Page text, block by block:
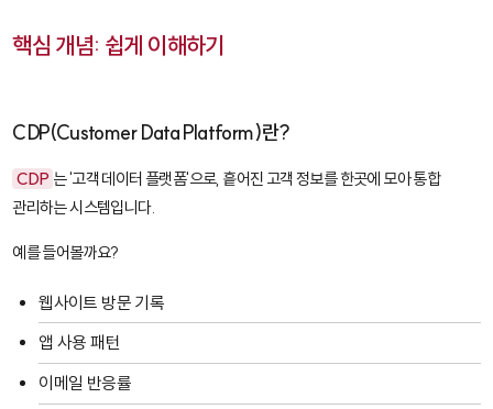
핵심 개념: 쉽게 이해하기
CDP(Customer Data Platform)란?
CDP 는 '고객 데이터 플랫폼'으로, 흩어진 고객 정보를 한곳에 모아 통합
관리하는 시스템입니다.
예를 들어볼까요?
웹사이트 방문 기록
앱 사용 패턴
이메일 반응률